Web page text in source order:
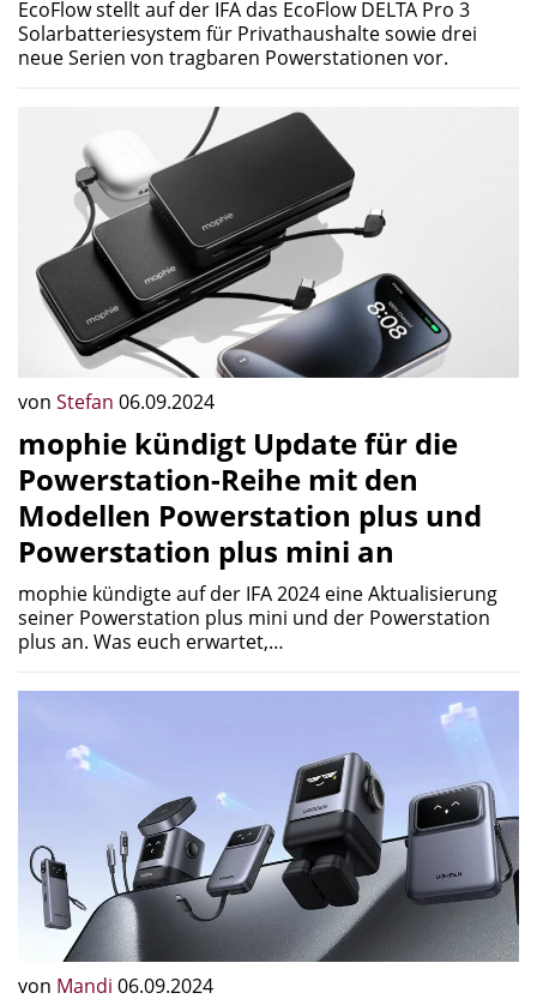
EcoFlow stellt auf der IFA das EcoFlow DELTA Pro 3
Solarbatteriesystem für Privathaushalte sowie drei
neue Serien von tragbaren Powerstationen vor.
von Stefan 06.09.2024
mophie kündigt Update für die
Powerstation-Reihe mit den
Modellen Powerstation plus und
Powerstation plus mini an
mophie kündigte auf der IFA 2024 eine Aktualisierung
seiner Powerstation plus mini und der Powerstation
plus an. Was euch erwartet,…
von Mandi 06.09.2024